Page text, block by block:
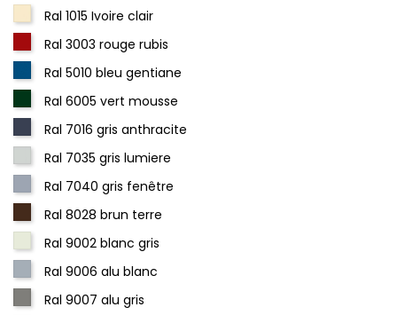
Ral 1015 Ivoire clair
Ral 3003 rouge rubis
Ral 5010 bleu gentiane
Ral 6005 vert mousse
Ral 7016 gris anthracite
Ral 7035 gris lumiere
Ral 7040 gris fenêtre
Ral 8028 brun terre
Ral 9002 blanc gris
Ral 9006 alu blanc
Ral 9007 alu gris